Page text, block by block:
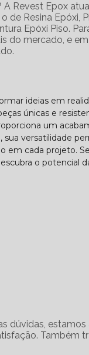
Revest Epox
Resina Epóxi,
Epóxi Piso.
do mercado, e
ideias em
únicas e
um
sua versatilidade
em cada projeto.
o potencial
dúvidas, estamos
Também